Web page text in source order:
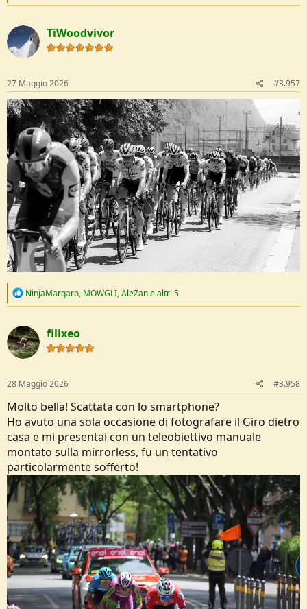
c
t
i
o
s
:
TiWoodvivor
27 Maggio 2026 #3.957
R
e
c
t
i
o
s
:
NinjaMargaro, MOWGLI,AleZane altri 5
filixeo
28 Maggio 2026 #3.958
Molto bella! Scattata con lo smartphone?
Ho avuto una sola occasione di fotografare il Giro dietro
casa e mi presentai con un teleobiettivo manuale
montato sulla mirrorless, fu un tentativo
particolarmente sofferto!